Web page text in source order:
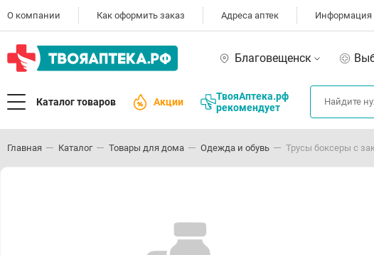
О компании Как оформить заказ Адреса аптек Информация
Благовещенск
Каталог товаров Акции
ТвояАптека.рф
рекомендует
Главная Каталог Товары для дома Одежда и обувь Трусы боксеры с